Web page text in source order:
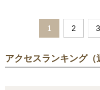
1 2 3
アクセスランキング（